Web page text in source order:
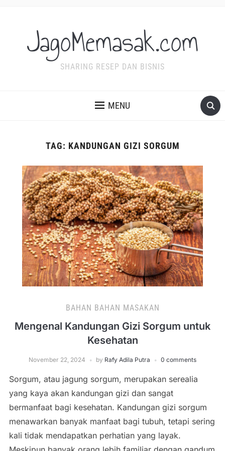
JagoMemasak.com
SHARING RESEP DAN BISNIS
MENU
TAG: KANDUNGAN GIZI SORGUM
BAHAN BAHAN MASAKAN
Mengenal Kandungan Gizi Sorgum untuk
Kesehatan
November 22, 2024 by Rafy Adila Putra 0 comments
Sorgum, atau jagung sorgum, merupakan serealia
yang kaya akan kandungan gizi dan sangat
bermanfaat bagi kesehatan. Kandungan gizi sorgum
menawarkan banyak manfaat bagi tubuh, tetapi sering
kali tidak mendapatkan perhatian yang layak.